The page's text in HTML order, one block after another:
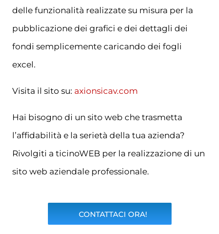
delle funzionalità realizzate su misura per la
pubblicazione dei grafici e dei dettagli dei
fondi semplicemente caricando dei fogli
excel.
Visita il sito su: axionsicav.com
Hai bisogno di un sito web che trasmetta
l’affidabilità e la serietà della tua azienda?
Rivolgiti a ticinoWEB per la realizzazione di un
sito web aziendale professionale.
CONTATTACI ORA!